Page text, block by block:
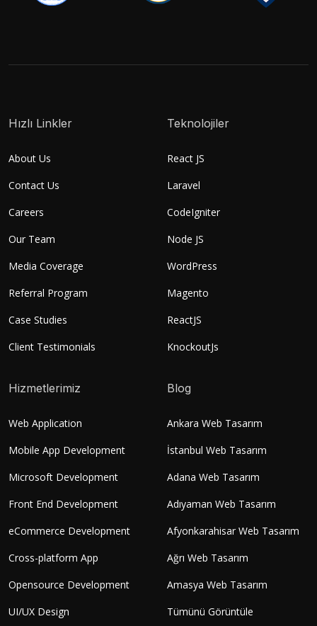
Hızlı Linkler
About Us
Contact Us
Careers
Our Team
Media Coverage
Referral Program
Case Studies
Client Testimonials
Teknolojiler
React JS
Laravel
CodeIgniter
Node JS
WordPress
Magento
ReactJS
KnockoutJs
Hizmetlerimiz
Web Application
Mobile App Development
Microsoft Development
Front End Development
eCommerce Development
Cross-platform App
Opensource Development
UI/UX Design
Blog
Ankara Web Tasarım
İstanbul Web Tasarım
Adana Web Tasarım
Adıyaman Web Tasarım
Afyonkarahisar Web Tasarım
Ağrı Web Tasarım
Amasya Web Tasarım
Tümünü Görüntüle